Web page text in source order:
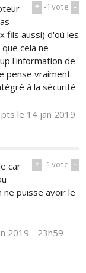
+ -1vote -
fils aussi) d'où les
cela ne
l'information de
pense vraiment
à la sécurité
ptsle 14 jan 2019
+ -1vote -
car
puisse avoir le
2019 - 23h59